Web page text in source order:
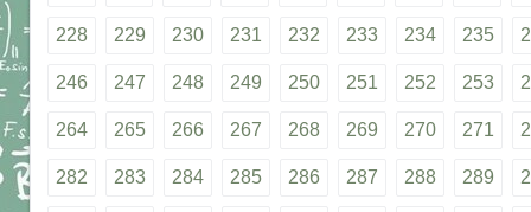
228 229 230 231 232 233 234 235
246 247 248 249 250 251 252 253
264 265 266 267 268 269 270 271
282 283 284 285 286 287 288 289